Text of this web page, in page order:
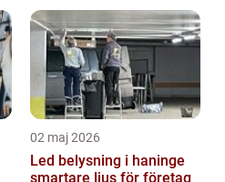
02 maj 2026
Led belysning i haninge
smartare ljus för företag